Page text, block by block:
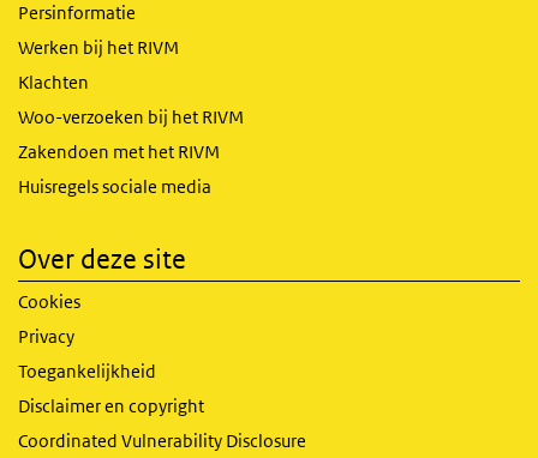
Persinformatie
Werken bij het RIVM
Klachten
Woo-verzoeken bij het RIVM
Zakendoen met het RIVM
Huisregels sociale media
Over deze site
Cookies
Privacy
Toegankelijkheid
Disclaimer en copyright
Coordinated Vulnerability Disclosure